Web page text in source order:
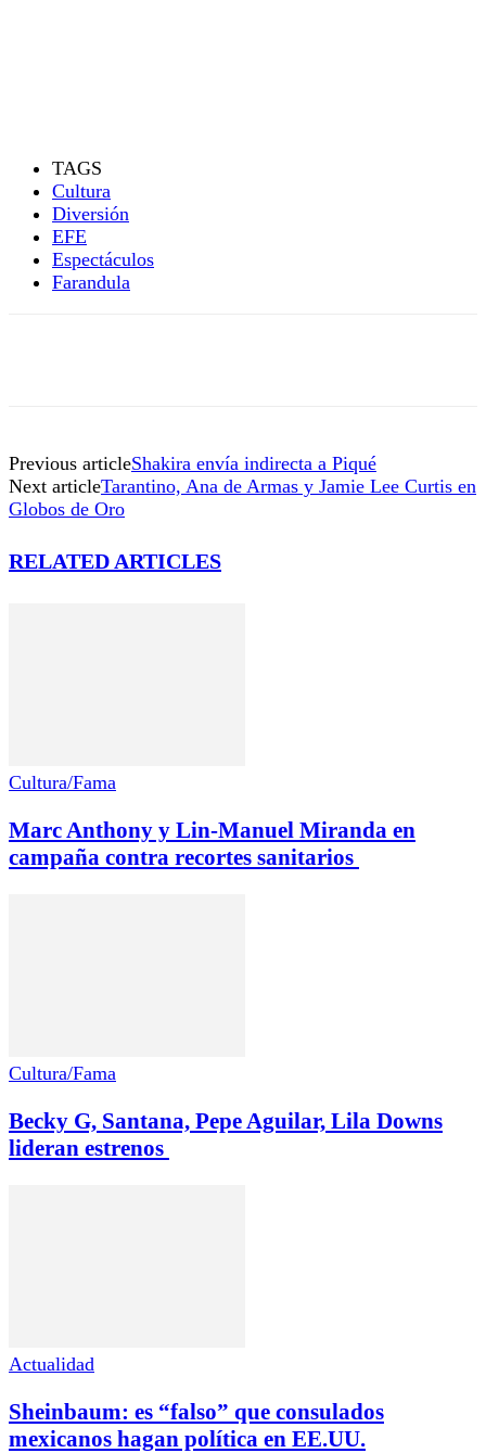
TAGS
Cultura
Diversión
EFE
Espectáculos
Farandula
Previous articleShakira envía indirecta a Piqué
Next articleTarantino, Ana de Armas y Jamie Lee Curtis en
Globos de Oro
RELATED ARTICLES
Cultura/Fama
Marc Anthony y Lin-Manuel Miranda en
campaña contra recortes sanitarios
Cultura/Fama
Becky G, Santana, Pepe Aguilar, Lila Downs
lideran estrenos
Actualidad
Sheinbaum: es “falso” que consulados
mexicanos hagan política en EE.UU.